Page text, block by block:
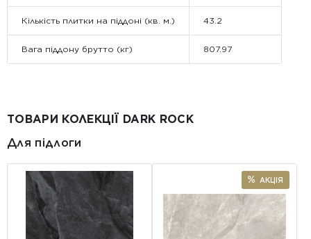
Кількість плитки на піддоні (кв. м.) 43.2
Вага піддону брутто (кг) 807.97
ТОВАРИ КОЛЕКЦІЇ DARK ROCK
Для підлоги
АКЦІЯ